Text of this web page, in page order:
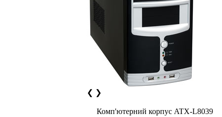
❮ ❯
Комп'ютерний корпус ATX-L8039